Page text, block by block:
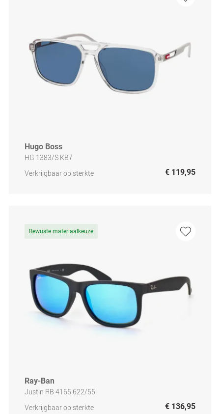
Hugo Boss
HG 1383/S KB7
Verkrijgbaar op sterkte
€ 119,95
Bewuste materiaalkeuze
Ray-Ban
Justin RB 4165 622/55
Verkrijgbaar op sterkte
€ 136,95